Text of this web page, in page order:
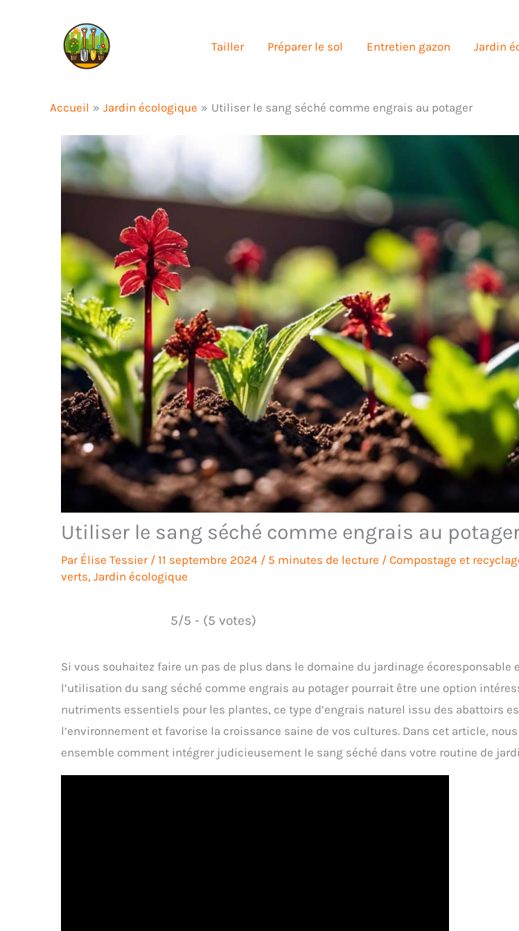
Tailler Préparer le sol Entretien gazon Jardin
Accueil Jardin écologique Utiliser le sang séché comme engrais au potager
Utiliser le sang séché comme engrais au
Par Élise Tessier / 11 septembre 2024 / 5 minutes de lecture / Compostage et
verts, Jardin écologique
5/5 - (5 votes)
Si vous souhaitez faire un pas de plus dans le domaine du jardinage écoresponsable
l’utilisation du sang séché comme engrais au potager pourrait être une option
nutriments essentiels pour les plantes, ce type d’engrais naturel issu des abattoirs
l’environnement et favorise la croissance saine de vos cultures. Dans cet article,
ensemble comment intégrer judicieusement le sang séché dans votre routine de